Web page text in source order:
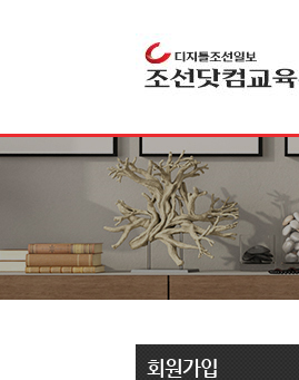
회원가입